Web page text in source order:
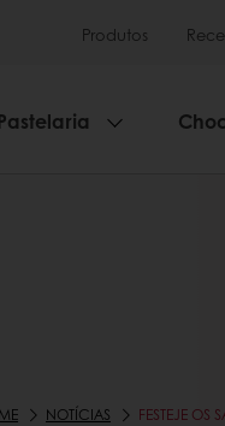
Produtos
NOTÍCIAS FESTEJE OS